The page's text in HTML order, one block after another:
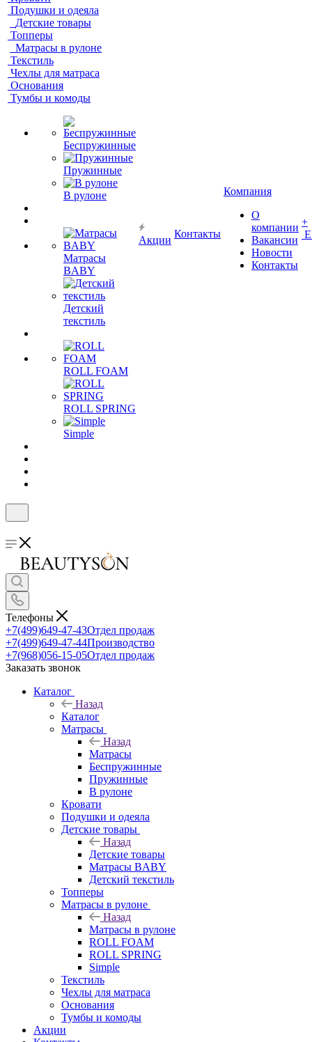
Подушки и одеяла
Детские товары
Топперы
Матрасы в рулоне
Текстиль
Чехлы для матраса
Основания
Тумбы и комоды
Беспружинные
Пружинные
В рулоне
Матрасы
BABY
Детский
текстиль
ROLL FOAM
ROLL SPRING
Simple
Акции
Контакты
Компания
О
компании
Вакансии
Новости
Контакты
+
Телефоны
+7(499)649-47-43Отдел продаж
+7(499)649-47-44Производство
+7(968)056-15-05Отдел продаж
Заказать звонок
Каталог
Назад
Каталог
Матрасы
Назад
Матрасы
Беспружинные
Пружинные
В рулоне
Кровати
Подушки и одеяла
Детские товары
Назад
Детские товары
Матрасы BABY
Детский текстиль
Топперы
Матрасы в рулоне
Назад
Матрасы в рулоне
ROLL FOAM
ROLL SPRING
Simple
Текстиль
Чехлы для матраса
Основания
Тумбы и комоды
Акции